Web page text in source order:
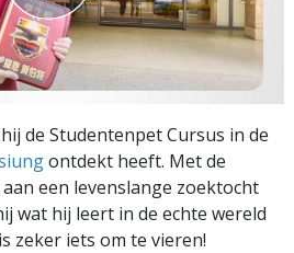
de Studentenpet Cursus in de
ontdekt heeft. Met de
een levenslange zoektocht
wat hij leert in de echte wereld
zeker iets om te vieren!